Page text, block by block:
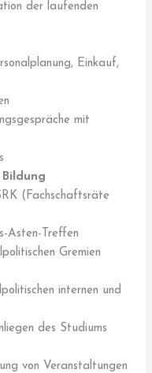
der laufenden
Einkauf,
mit
(Fachschaftsräte
Asten-Treffen
Gremien
internen und
des Studiums
von Veranstaltungen